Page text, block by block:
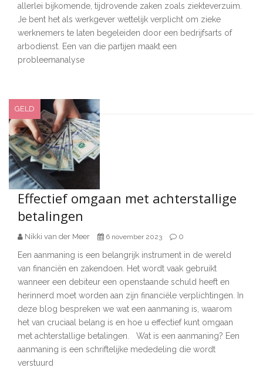
allerlei bijkomende, tijdrovende zaken zoals ziekteverzuim.
Je bent het als werkgever wettelijk verplicht om zieke
werknemers te laten begeleiden door een bedrijfsarts of
arbodienst. Een van die partijen maakt een
probleemanalyse
GELD
Effectief omgaan met achterstallige
betalingen
Nikki van der Meer 6 november 2023 0
Een aanmaning is een belangrijk instrument in de wereld
van financiën en zakendoen. Het wordt vaak gebruikt
wanneer een debiteur een openstaande schuld heeft en
herinnerd moet worden aan zijn financiële verplichtingen. In
deze blog bespreken we wat een aanmaning is, waarom
het van cruciaal belang is en hoe u effectief kunt omgaan
met achterstallige betalingen. Wat is een aanmaning? Een
aanmaning is een schriftelijke mededeling die wordt
verstuurd